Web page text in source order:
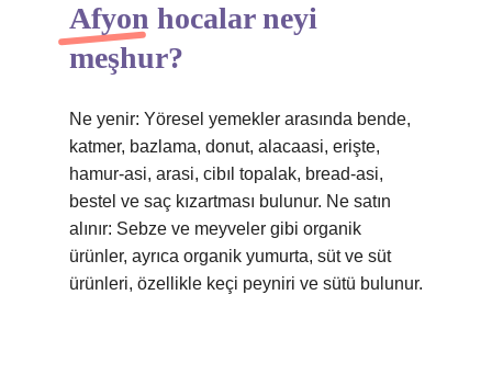
Afyon hocalar neyi
meşhur?
Ne yenir: Yöresel yemekler arasında bende,
katmer, bazlama, donut, alacaasi, erişte,
hamur-asi, arasi, cibıl topalak, bread-asi,
bestel ve saç kızartması bulunur. Ne satın
alınır: Sebze ve meyveler gibi organik
ürünler, ayrıca organik yumurta, süt ve süt
ürünleri, özellikle keçi peyniri ve sütü bulunur.